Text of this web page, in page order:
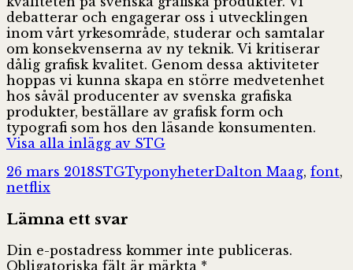
debatterar och engagerar oss i utvecklingen
inom vårt yrkesområde, studerar och samtalar
om konsekvenserna av ny teknik. Vi kritiserar
dålig grafisk kvalitet. Genom dessa aktiviteter
hoppas vi kunna skapa en större medvetenhet
hos såväl producenter av svenska grafiska
produkter, beställare av grafisk form och
typografi som hos den läsande konsumenten.
Visa alla inlägg av STG
Postat
26 mars 2018Författare
STGKategorier
TyponyheterTaggar
Dalton Maag, font,
netflix
Lämna ett svar
Din e-postadress kommer inte publiceras.
Obligatoriska fält är märkta *